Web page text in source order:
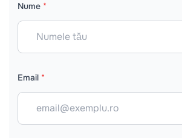
Nume *
Email *